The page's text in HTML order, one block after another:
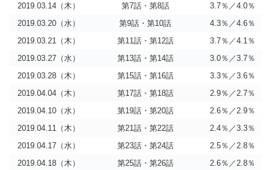
2019.03.14（木）
第7話・第8話
3.7％／4.0％
2019.03.20（水）
第9話・第10話
4.3％／4.6％
2019.03.21（木）
第11話・第12話
3.7％／4.1％
2019.03.27（水）
第13話・第14話
3.0％／3.7％
2019.03.28（木）
第15話・第16話
3.3％／3.6％
2019.04.04（木）
第17話・第18話
2.9％／2.7％
2019.04.10（水）
第19話・第20話
2.6％／2.9％
2019.04.11（木）
第21話・第22話
2.4％／3.3％
2019.04.17（水）
第23話・第24話
2.5％／2.8％
2019.04.18（木）
第25話・第26話 2.6％／2.8％